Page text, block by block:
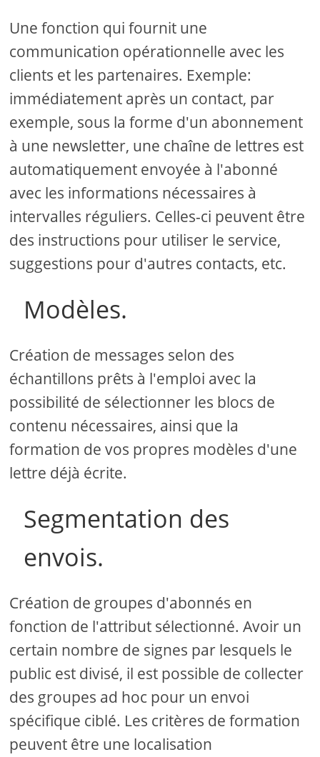
Une fonction qui fournit une
communication opérationnelle avec les
clients et les partenaires. Exemple:
immédiatement après un contact, par
exemple, sous la forme d'un abonnement
à une newsletter, une chaîne de lettres est
automatiquement envoyée à l'abonné
avec les informations nécessaires à
intervalles réguliers. Celles-ci peuvent être
des instructions pour utiliser le service,
suggestions pour d'autres contacts, etc.
Modèles.
Création de messages selon des
échantillons prêts à l'emploi avec la
possibilité de sélectionner les blocs de
contenu nécessaires, ainsi que la
formation de vos propres modèles d'une
lettre déjà écrite.
Segmentation des
envois.
Création de groupes d'abonnés en
fonction de l'attribut sélectionné. Avoir un
certain nombre de signes par lesquels le
public est divisé, il est possible de collecter
des groupes ad hoc pour un envoi
spécifique ciblé. Les critères de formation
peuvent être une localisation